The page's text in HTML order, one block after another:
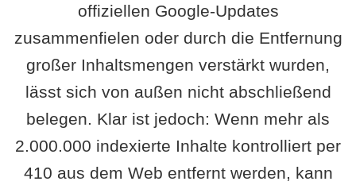
offiziellen Google-Updates
zusammenfielen oder durch die Entfernung
großer Inhaltsmengen verstärkt wurden,
lässt sich von außen nicht abschließend
belegen. Klar ist jedoch: Wenn mehr als
2.000.000 indexierte Inhalte kontrolliert per
410 aus dem Web entfernt werden, kann